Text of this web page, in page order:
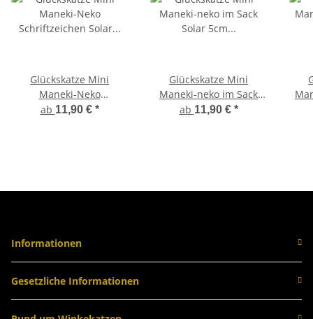
Glückskatze Mini
Maneki-Neko
Schriftzeichen Solar 5cm
ab 11,90 € *
Glückskatze Mini
Maneki-neko im Sack
Solar 5cm Winkekatze
ab 11,90 € *
Informationen
Gesetzliche Informationen